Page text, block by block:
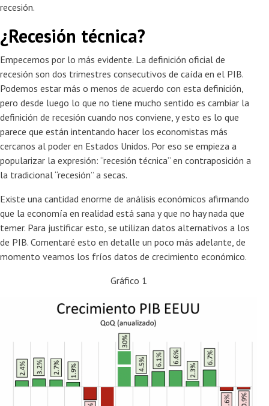
recesión.
¿Recesión técnica?
Empecemos por lo más evidente. La definición oficial de
recesión son dos trimestres consecutivos de caída en el PIB.
Podemos estar más o menos de acuerdo con esta definición,
pero desde luego lo que no tiene mucho sentido es cambiar la
definición de recesión cuando nos conviene, y esto es lo que
parece que están intentando hacer los economistas más
cercanos al poder en Estados Unidos. Por eso se empieza a
popularizar la expresión: “recesión técnica” en contraposición a
la tradicional “recesión” a secas.
Existe una cantidad enorme de análisis económicos afirmando
que la economía en realidad está sana y que no hay nada que
temer. Para justificar esto, se utilizan datos alternativos a los
de PIB. Comentaré esto en detalle un poco más adelante, de
momento veamos los fríos datos de crecimiento económico.
Gráfico 1